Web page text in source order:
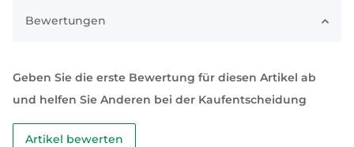
Bewertungen
Geben Sie die erste Bewertung für diesen Artikel ab
und helfen Sie Anderen bei der Kaufentscheidung
Artikel bewerten